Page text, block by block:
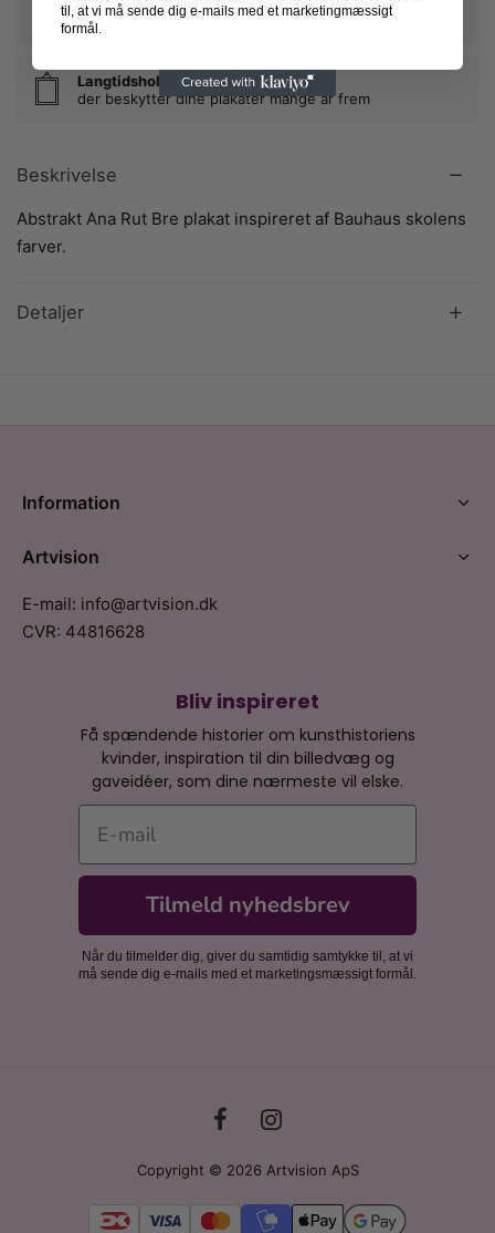
vi rammer din plakat ind, når du tilkøber en ramme
Langtidsholdbare rammer i egetræ
der beskytter dine plakater mange år frem
Beskrivelse
Abstrakt Ana Rut Bre plakat inspireret af Bauhaus skolens
farver.
Detaljer
Bliv inspireret
Få spændende historier om kunsthistoriens
kvinder, inspiration til din billedvæg og
gaveidéer, som dine nærmeste vil elske.
E-mail
Tilmeld nyhedsbrev
Når du tilmelder dig, giver du samtidig samtykke til, at vi
må sende dig e-mails med et marketingsmæssigt formål.
Information
Artvision
E-mail: info@artvision.dk
CVR: 44816628
Copyright © 2026 Artvision ApS
til, at vi må sende dig e-mails med et marketingmæssigt
formål.